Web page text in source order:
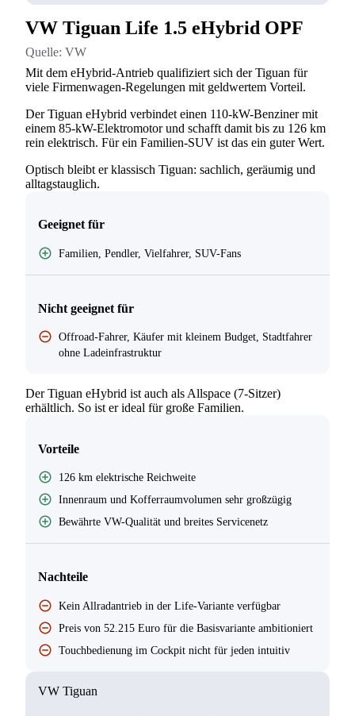
VW Tiguan Life 1.5 eHybrid OPF
Quelle: VW
Mit dem eHybrid-Antrieb qualifiziert sich der Tiguan für
viele Firmenwagen-Regelungen mit geldwertem Vorteil.
Der Tiguan eHybrid verbindet einen 110-kW-Benziner mit
einem 85-kW-Elektromotor und schafft damit bis zu 126 km
rein elektrisch. Für ein Familien-SUV ist das ein guter Wert.
Optisch bleibt er klassisch Tiguan: sachlich, geräumig und
alltagstauglich.
Geeignet für
Familien, Pendler, Vielfahrer, SUV-Fans
Nicht geeignet für
Offroad-Fahrer, Käufer mit kleinem Budget, Stadtfahrer
ohne Ladeinfrastruktur
Der Tiguan eHybrid ist auch als Allspace (7-Sitzer)
erhältlich. So ist er ideal für große Familien.
Vorteile
126 km elektrische Reichweite
Innenraum und Kofferraumvolumen sehr großzügig
Bewährte VW-Qualität und breites Servicenetz
Nachteile
Kein Allradantrieb in der Life-Variante verfügbar
Preis von 52.215 Euro für die Basisvariante ambitioniert
Touchbedienung im Cockpit nicht für jeden intuitiv
VW Tiguan